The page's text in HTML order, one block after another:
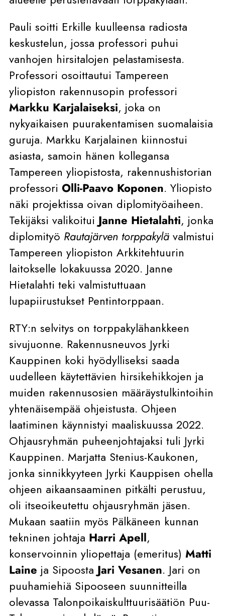
Pauli soitti Erkille kuulleensa radiosta
keskustelun, jossa professori puhui
vanhojen hirsitalojen pelastamisesta.
Professori osoittautui Tampereen
yliopiston rakennusopin professori
Markku Karjalaiseksi, joka on
nykyaikaisen puurakentamisen suomalaisia
guruja. Markku Karjalainen kiinnostui
asiasta, samoin hänen kollegansa
Tampereen yliopistosta, rakennushistorian
professori Olli-Paavo Koponen. Yliopisto
näki projektissa oivan diplomityöaiheen.
Tekijäksi valikoitui Janne Hietalahti, jonka
diplomityö Rautajärven torppakylä valmistui
Tampereen yliopiston Arkkitehtuurin
laitokselle lokakuussa 2020. Janne
Hietalahti teki valmistuttuaan
lupapiirustukset Pentintorppaan.
RTY:n selvitys on torppakylähankkeen
sivujuonne. Rakennusneuvos Jyrki
Kauppinen koki hyödylliseksi saada
uudelleen käytettävien hirsikehikkojen ja
muiden rakennusosien määräystulkintoihin
yhtenäisempää ohjeistusta. Ohjeen
laatiminen käynnistyi maaliskuussa 2022.
Ohjausryhmän puheenjohtajaksi tuli Jyrki
Kauppinen. Marjatta Stenius-Kaukonen,
jonka sinnikkyyteen Jyrki Kauppisen ohella
ohjeen aikaansaaminen pitkälti perustuu,
oli itseoikeutettu ohjausryhmän jäsen.
Mukaan saatiin myös Pälkäneen kunnan
tekninen johtaja Harri Apell,
konservoinnin yliopettaja (emeritus) Matti
Laine ja Sipoosta Jari Vesanen. Jari on
puuhamiehiä Sipooseen suunnitteilla
olevassa Talonpoikaiskulttuurisäätiön Puu-